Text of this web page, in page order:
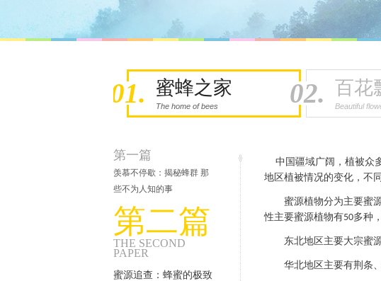
01. 蜜蜂之家
The home of bees 02. 百花
Beautiful
第一篇
羡慕不停歇：揭秘蜂群 那
些不为人知的事
第二篇
THE SECOND
PAPER
蜜源追查：蜂蜜的极致
中国疆域广阔，植被众
地区植被情况的变化，不
蜜源植物分为主要蜜
性主要蜜源植物有50多种
东北地区主要大宗蜜
华北地区主要有荆条